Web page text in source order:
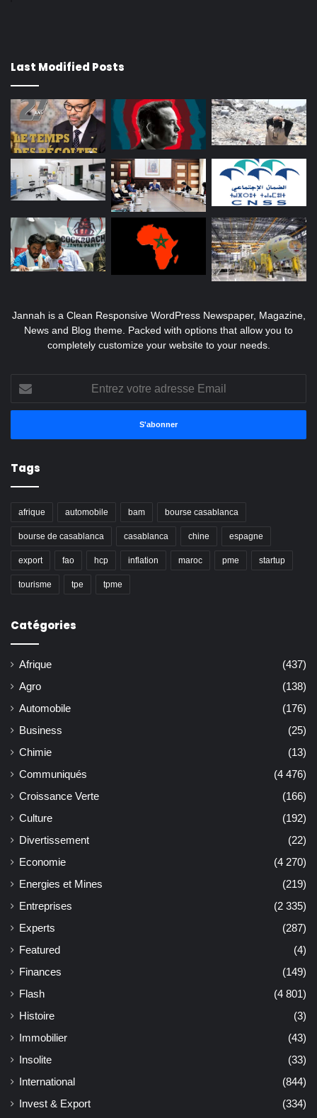
Last Modified Posts
Jannah is a Clean Responsive WordPress Newspaper, Magazine,
News and Blog theme. Packed with options that allow you to
completely customize your website to your needs.
votre
adresse
Tags
afrique automobile bam bourse casablanca
bourse de casablanca casablanca chine espagne
export fao hcp inflation maroc pme startup
tourisme tpe tpme
Catégories
Afrique
(437)
Agro
(138)
Automobile
(176)
Business
(25)
Chimie
(13)
Communiqués
(4 476)
Croissance Verte
(166)
Culture
(192)
Divertissement
(22)
Economie
(4 270)
Energies et Mines
(219)
Entreprises
(2 335)
Experts
(287)
Featured
(4)
Finances
(149)
Flash
(4 801)
Histoire
(3)
Immobilier
(43)
Insolite
(33)
International
(844)
Invest & Export
(334)